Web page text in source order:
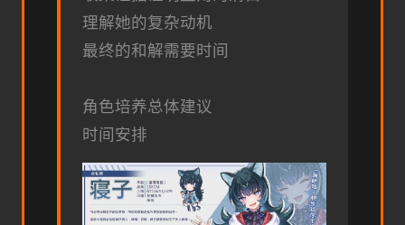
理解她的复杂动机
最终的和解需要时间
角色培养总体建议
时间安排